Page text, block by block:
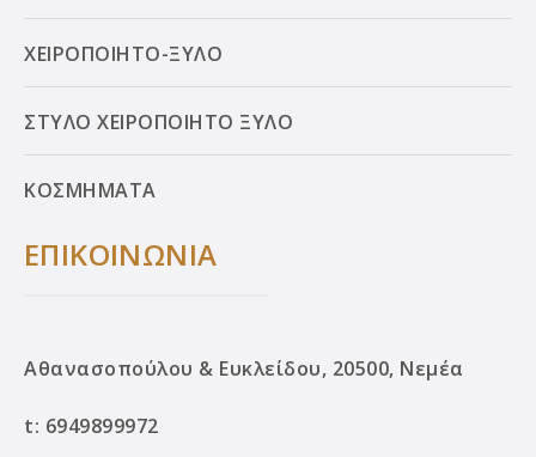
ΧΕΙΡΟΠΟΙΗΤΟ-ΞΥΛΟ
ΣΤΥΛΟ ΧΕΙΡΟΠΟΙΗΤΟ ΞΥΛΟ
ΚΟΣΜΗΜΑΤΑ
ΕΠΙΚΟΙΝΩΝΙΑ
Αθανασοπούλου & Ευκλείδου, 20500, Νεμέα
t: 6949899972